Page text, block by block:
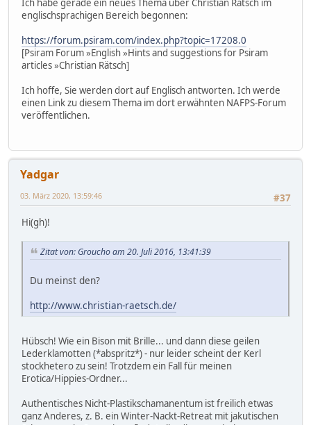
Ich habe gerade ein neues Thema über Christian Rätsch im
englischsprachigen Bereich begonnen:
https://forum.psiram.com/index.php?topic=17208.0
[Psiram Forum »English »Hints and suggestions for Psiram
articles »Christian Rätsch]
Ich hoffe, Sie werden dort auf Englisch antworten. Ich werde
einen Link zu diesem Thema im dort erwähnten NAFPS-Forum
veröffentlichen.
Yadgar
#37
03. März 2020, 13:59:46
Hi(gh)!
Zitat von: Groucho am 20. Juli 2016, 13:41:39
Du meinst den?
http://www.christian-raetsch.de/
Hübsch! Wie ein Bison mit Brille... und dann diese geilen
Lederklamotten (*abspritz*) - nur leider scheint der Kerl
stockhetero zu sein! Trotzdem ein Fall für meinen
Erotica/Hippies-Ordner...
Authentisches Nicht-Plastikschamanentum ist freilich etwas
ganz Anderes, z. B. ein Winter-Nackt-Retreat mit jakutischen